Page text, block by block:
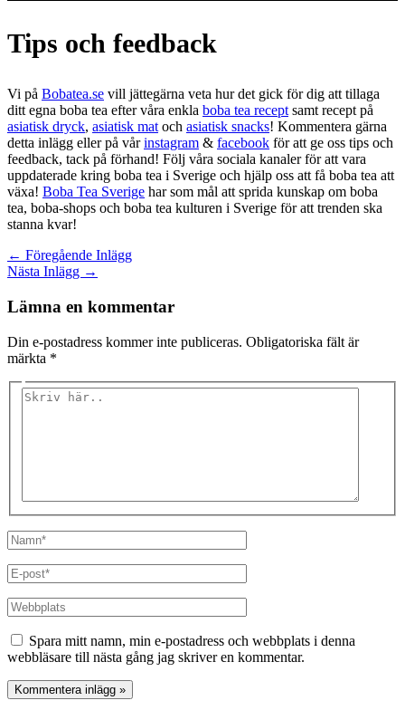
Tips och feedback
Vi på Bobatea.se vill jättegärna veta hur det gick för dig att tillaga
ditt egna boba tea efter våra enkla boba tea recept samt recept på
asiatisk dryck, asiatisk mat och asiatisk snacks! Kommentera gärna
detta inlägg eller på vårinstagram & facebook för att ge oss tips och
feedback, tack på förhand! Följ våra sociala kanaler för att vara
uppdaterade kring boba tea i Sverige och hjälp oss att få boba tea att
växa! Boba Tea Sverige har som mål att sprida kunskap om boba
tea, boba-shops och boba tea kulturen i Sverige för att trenden ska
stanna kvar!
← Föregående Inlägg
Nästa Inlägg →
Lämna en kommentar
Din e-postadress kommer inte publiceras. Obligatoriska fält är
märkta *
Skriv
Namn*
E-
post*
Webbplats
Spara mitt namn, min e-postadress och webbplats i denna
webbläsare till nästa gång jag skriver en kommentar.